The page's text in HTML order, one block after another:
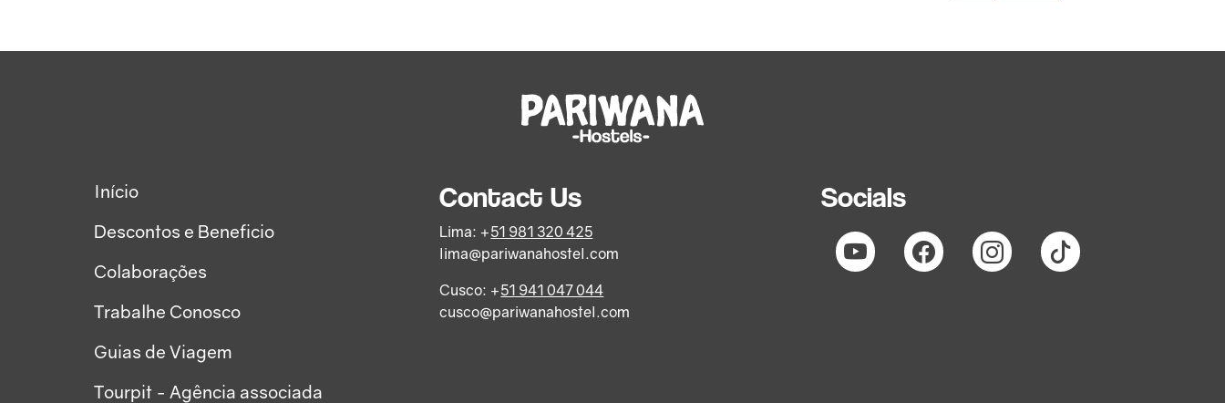
Início
Descontos e Beneficio
Colaborações
Trabalhe Conosco
Guias de Viagem
Tourpit - Agência associada
Contact Us
Lima: +51 981 320 425
lima@pariwanahostel.com
Cusco: +51 941 047 044
cusco@pariwanahostel.com
Socials